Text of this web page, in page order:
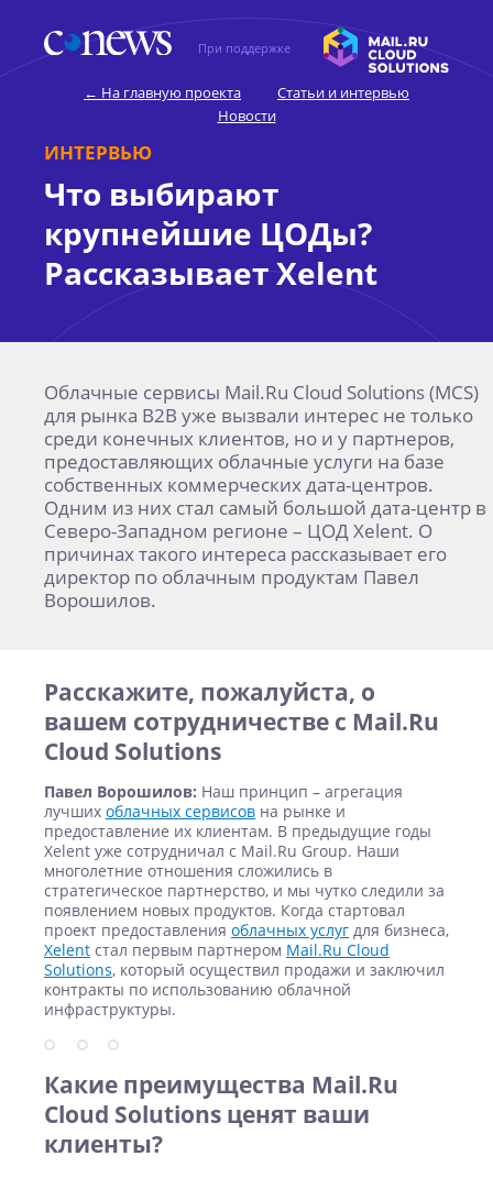
При поддержке
← На главную проекта
Статьи и интервью
Новости
Что выбирают
крупнейшие ЦОДы?
Рассказывает Xelent
Облачные сервисы Mail.Ru Cloud Solutions (MCS)
для рынка В2В уже вызвали интерес не только
среди конечных клиентов, но и у партнеров,
предоставляющих облачные услуги на базе
собственных коммерческих дата-центров.
Одним из них стал самый большой дата-центр в
Северо-Западном регионе – ЦОД Xelent. О
причинах такого интереса рассказывает его
директор по облачным продуктам Павел
Ворошилов.
Расскажите, пожалуйста, о
вашем сотрудничестве с Mail.Ru
Cloud Solutions
Павел Ворошилов: Наш принцип – агрегация
лучших облачных сервисов на рынке и
предоставление их клиентам. В предыдущие годы
Xelent уже сотрудничал с Mail.Ru Group. Наши
многолетние отношения сложились в
стратегическое партнерство, и мы чутко следили за
появлением новых продуктов. Когда стартовал
проект предоставления облачных услуг для бизнеса,
Xelent стал первым партнером Mail.Ru Cloud
Solutions, который осуществил продажи и заключил
контракты по использованию облачной
инфраструктуры.
Какие преимущества Mail.Ru
Cloud Solutions ценят ваши
клиенты?